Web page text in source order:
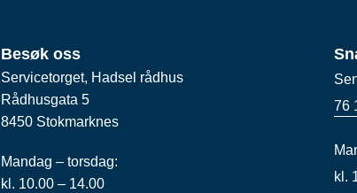
Besøk oss
Servicetorget, Hadsel rådhus
Rådhusgata 5
8450 Stokmarknes
Mandag – torsdag:
kl. 10.00 – 14.00
76
kl.